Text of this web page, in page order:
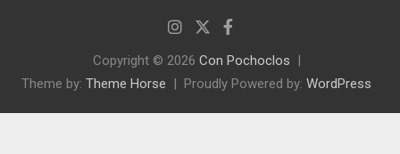
Copyright © 2026 Con Pochoclos
Theme by: Theme Horse Proudly Powered by: WordPress